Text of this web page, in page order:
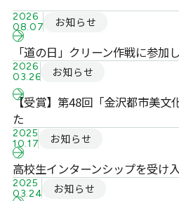
2026
08.07
お知らせ
「道の日」クリーン作戦に参加
2026
03.26
お知らせ
【受賞】第48回「金沢都市美文
た
2025
10.17
お知らせ
高校生インターンシップを受け
2025
03.24
お知らせ